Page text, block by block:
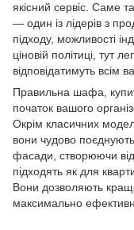
якісний сервіс. Саме
— один із лідерів з
підходу, можливості
ціновій політиці, тут
відповідатимуть всім
Правильна шафа,
початок вашого
Окрім класичних
вони чудово
фасади, створюючи
підходять як для
Вони дозволяють краще
максимально